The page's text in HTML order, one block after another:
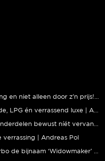
verrassing | Andreas Pol